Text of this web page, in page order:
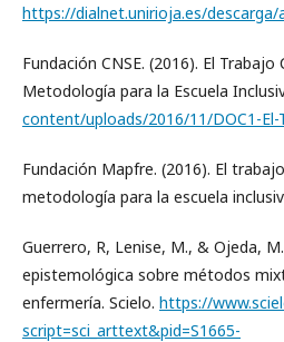
https://dialnet.unirioja.es/
Fundación CNSE. (2016). El
Metodología para la Escuela
content/uploads/2016/11/DOC1-
Fundación Mapfre. (2016). El
metodología para la escuela
Guerrero, R, Lenise, M., & Ojeda,
epistemológica sobre métodos
enfermería. Scielo. https://
script=sci_arttext&pid=S1665-